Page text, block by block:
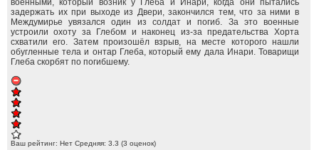
военными, который возник у Глеба и Инари, когда они пытались
задержать их при выходе из Двери, закончился тем, что за ними в
Междумирье увязался один из солдат и погиб. За это военные
устроили охоту за Глебом и наконец из-за предательства Хорта
схватили его. Затем произошёл взрыв, на месте которого нашли
обугленные тела и онтар Глеба, который ему дала Инари. Товарищи
Глеба скорбят по погибшему.
Ваш рейтинг: Нет Средняя: 3.3 (3 оценок)